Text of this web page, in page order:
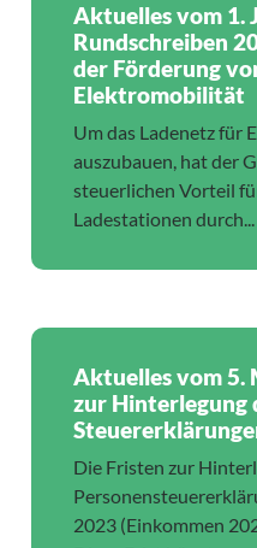
Aktuelles vom 1.
Rundschreiben
der Förderung
Elektromobilität
Um das Ladenetz für
auszubauen, hat der
steuerlichen Vorteil
Ladestationen durch...
Aktuelles vom 5.
zur Hinterlegung
Die Fristen zur
2023 (Einkommen